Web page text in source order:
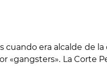
cuando era alcalde de la
La Corte